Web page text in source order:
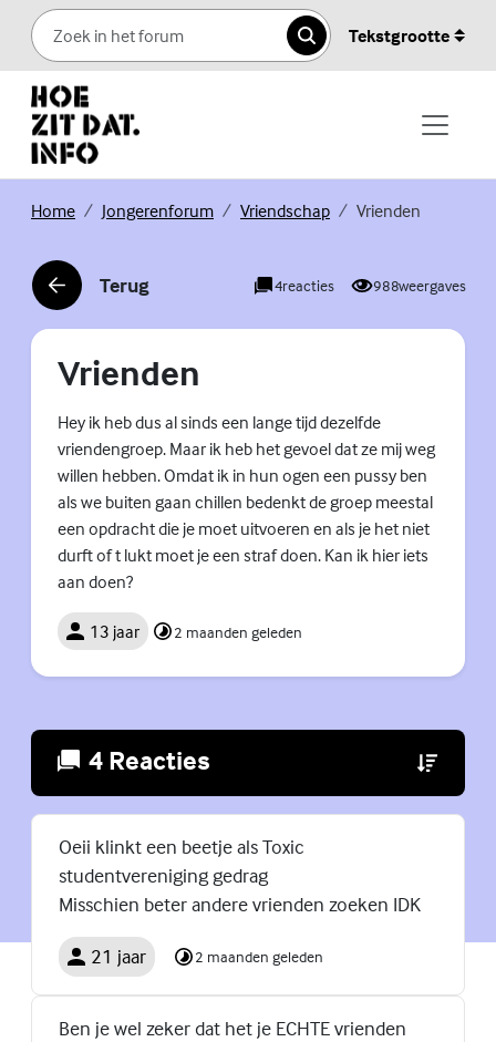
Skip to content
Zoeken
Tekstgrootte
Home(Externe link)
Jongerenforum(Externe link)
Vriendschap(Externe link)
Vrienden
Terug
(Externe link) 4reacties 988weergaves
Vrienden
Hey ik heb dus al sinds een lange tijd dezelfde
vriendengroep. Maar ik heb het gevoel dat ze mij weg
willen hebben. Omdat ik in hun ogen een pussy ben
als we buiten gaan chillen bedenkt de groep meestal
een opdracht die je moet uitvoeren en als je het niet
durft of t lukt moet je een straf doen. Kan ik hier iets
aan doen?
13 jaar 2 maanden geleden
4 Reacties (Externe
Oeii klinkt een beetje als Toxic
studentvereniging gedrag
Misschien beter andere vrienden zoeken IDK
21 jaar 2 maanden geleden
Ben je wel zeker dat het je ECHTE vrienden